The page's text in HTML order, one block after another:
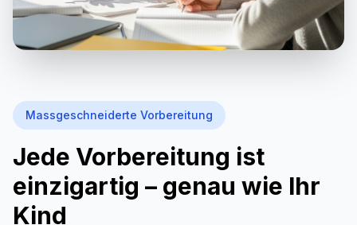
Massgeschneiderte Vorbereitung
Jede Vorbereitung ist
einzigartig – genau wie Ihr
Kind